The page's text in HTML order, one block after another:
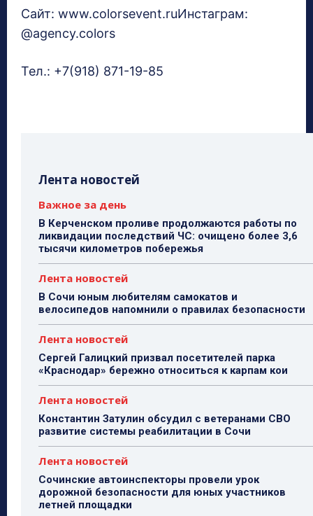
Сайт: www.colorsevent.ruИнстаграм:
@agency.colors
Тел.: +7(918) 871-19-85
Лента новостей
Важное за день
В Керченском проливе продолжаются работы по
ликвидации последствий ЧС: очищено более 3,6
тысячи километров побережья
Лента новостей
В Сочи юным любителям самокатов и
велосипедов напомнили о правилах безопасности
Лента новостей
Сергей Галицкий призвал посетителей парка
«Краснодар» бережно относиться к карпам кои
Лента новостей
Константин Затулин обсудил с ветеранами СВО
развитие системы реабилитации в Сочи
Лента новостей
Сочинские автоинспекторы провели урок
дорожной безопасности для юных участников
летней площадки